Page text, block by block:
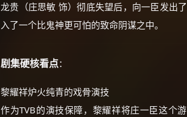
龙贵（庄思敏 饰）彻底失望后，向一臣发出
入了一个比鬼神更可怕的致命阴谋之中。
剧集硬核看点：
黎耀祥炉火纯青的戏骨演技
作为TVB的演技保障，黎耀祥将庄一臣这个